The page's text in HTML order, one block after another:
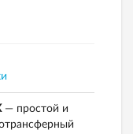
— простой и